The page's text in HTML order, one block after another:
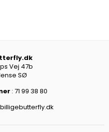
Vej 47b
SØ
: 71 99 38 80